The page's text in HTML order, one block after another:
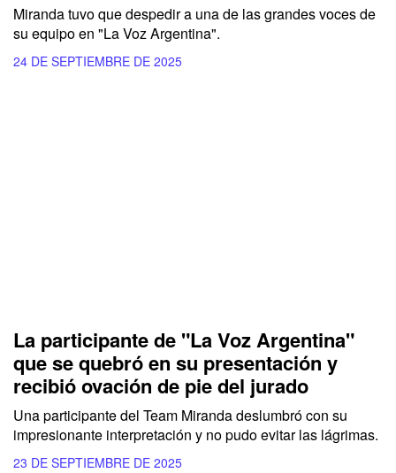
Miranda tuvo que despedir a una de las grandes voces de
su equipo en "La Voz Argentina".
24 DE SEPTIEMBRE DE 2025
La participante de "La Voz Argentina"
que se quebró en su presentación y
recibió ovación de pie del jurado
Una participante del Team Miranda deslumbró con su
impresionante interpretación y no pudo evitar las lágrimas.
23 DE SEPTIEMBRE DE 2025